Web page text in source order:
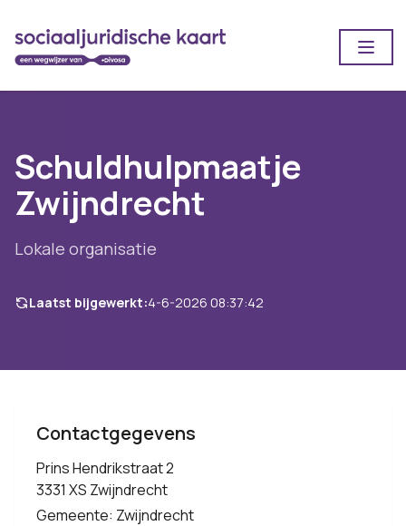
Schuldhulpmaatje
Zwijndrecht
Lokale organisatie
Laatst bijgewerkt:4-6-2026 08:37:42
Contactgegevens
Prins Hendrikstraat 2
3331 XS Zwijndrecht
Gemeente: Zwijndrecht